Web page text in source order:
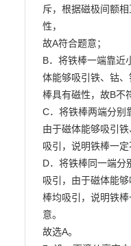
斥，根据磁极间额
性，
故A符合题意；
B．将铁棒一端靠近
体能够吸引铁、钴
棒具有磁性，故B不
C．将铁棒两端分别
由于磁体能够吸引
吸引，说明铁棒一定
D．将铁棒同一端分
吸引，由于磁体能
棒均吸引，说明铁
意。
故选A。